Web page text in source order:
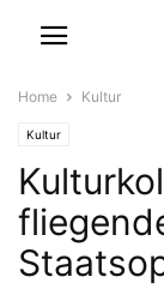
Home Kultur
Kultur